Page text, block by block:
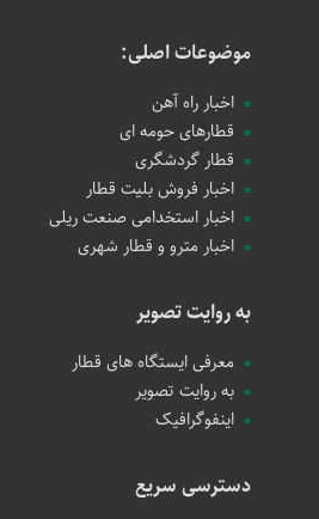
موضوعات اصلی:
اخبار راه آهن
قطارهای حومه ای
قطار گردشگری
اخبار فروش بلیت قطار
اخبار استخدامی صنعت ریلی
اخبار مترو و قطار شهری
به روایت تصویر
معرفی ایستگاه های قطار
به روایت تصویر
اینفوگرافیک
دسترسی سریع